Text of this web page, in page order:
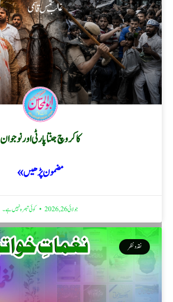
کاکروچ جنتا پارٹی اور نوجوان
مضمون پڑھیں »
جولائی 26, 2026 کوئی تبصرہ نہیں ہے۔
نقد ونظر